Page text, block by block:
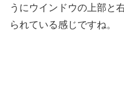
うにウインドウの上部と
られている感じですね。